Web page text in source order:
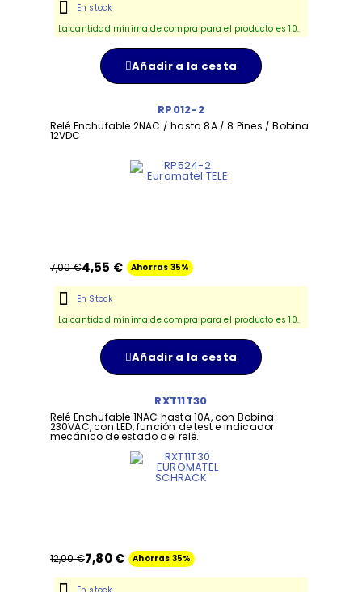
En stock
La cantidad mínima de compra para el producto es 10.
Añadir a la cesta
RP012-2
Relé Enchufable 2NAC / hasta 8A / 8 Pines / Bobina
12VDC
7,00 €4,55 € Ahorras 35%
En Stock
La cantidad mínima de compra para el producto es 10.
Añadir a la cesta
RXT11T30
Relé Enchufable 1NAC hasta 10A, con Bobina
230VAC, con LED, función de test e indicador
mecánico de estado del relé.
12,00 €7,80 € Ahorras 35%